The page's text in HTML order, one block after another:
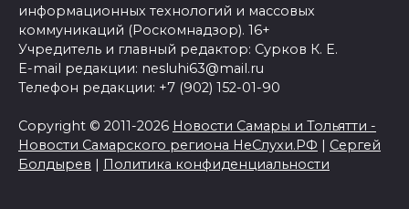
информационных технологий и массовых
коммуникаций (Роскомнадзор). 16+
Учредитель и главный редактор: Сурков К. Е.
E-mail редакции: nesluhi63@mail.ru
Телефон редакции: +7 (902) 152-01-90
Copyright © 2011-2026 Новости Самары и Тольятти -
Новости Самарского региона НеСлухи.РФ | Сергей
Болдырев | Политика конфиденциальности